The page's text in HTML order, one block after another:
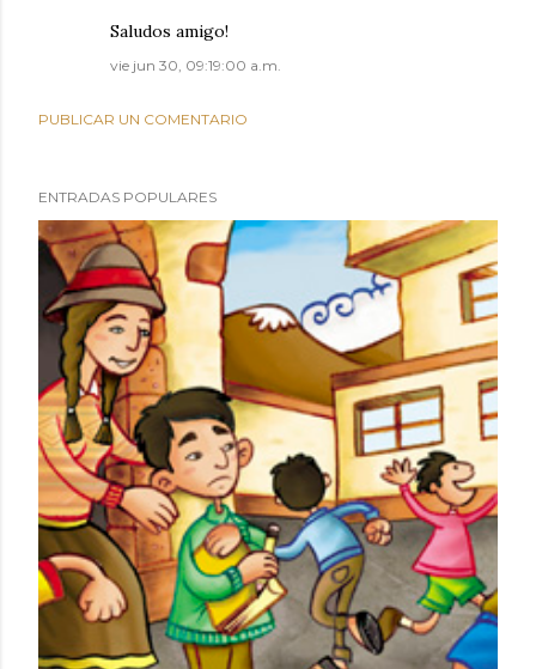
Saludos amigo!
vie jun 30, 09:19:00 a.m.
PUBLICAR UN COMENTARIO
ENTRADAS POPULARES